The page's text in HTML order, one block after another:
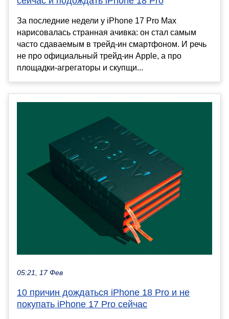
За последние недели у iPhone 17 Pro Max
нарисовалась странная ачивка: он стал самым
часто сдаваемым в трейд-ин смартфоном. И речь
не про официальный трейд-ин Apple, а про
площадки-агрегаторы и скупщи...
05:21, 17 Фев
10 причин дождаться iPhone 18 Pro и не
покупать iPhone 17 Pro сейчас